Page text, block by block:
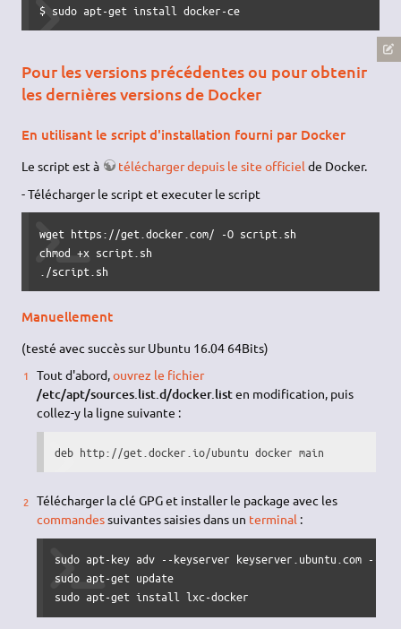
$ sudo apt-get install docker-ce
Pour les versions précédentes ou pour obtenir
les dernières versions de Docker
En utilisant le script d'installation fourni par Docker
Le script est à télécharger depuis le site officiel de Docker.
- Télécharger le script et executer le script
wget https://get.docker.com/ -O script.sh
chmod +x script.sh
./script.sh
Manuellement
(testé avec succès sur Ubuntu 16.04 64Bits)
Tout d'abord,ouvrez le fichier
/etc/apt/sources.list.d/docker.listen modification, puis
collez-y la ligne suivante :
deb http://get.docker.io/ubuntu docker main
Télécharger la clé GPG et installer le package avec les
commandessuivantes saisies dans un terminal :
sudo apt-key adv --keyserver keyserver.ubuntu.com --recv-
sudo apt-get update
sudo apt-get install lxc-docker